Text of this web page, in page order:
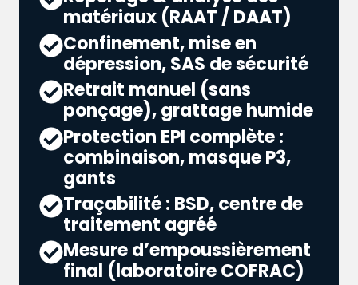
matériaux (RAAT / DAAT)
Confinement, mise en
dépression, SAS de sécurité
Retrait manuel (sans
ponçage), grattage humide
Protection EPI complète :
combinaison, masque P3,
gants
Traçabilité : BSD, centre de
traitement agréé
Mesure d’empoussièrement
final (laboratoire COFRAC)